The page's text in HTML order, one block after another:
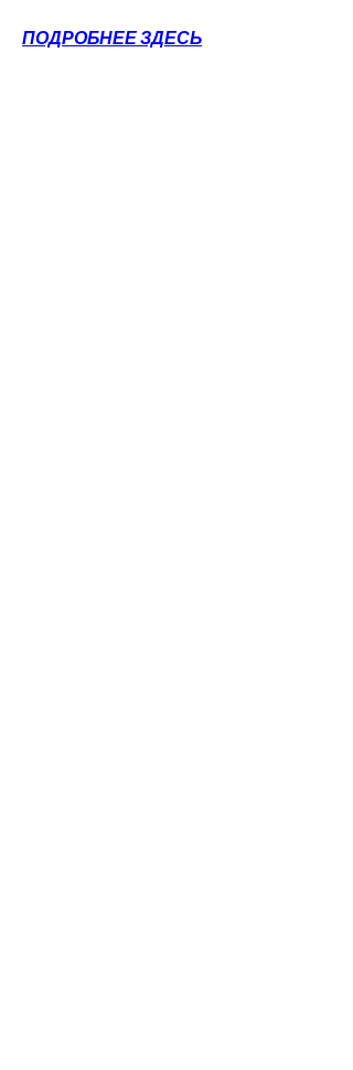
ПОДРОБНЕЕ ЗДЕСЬ